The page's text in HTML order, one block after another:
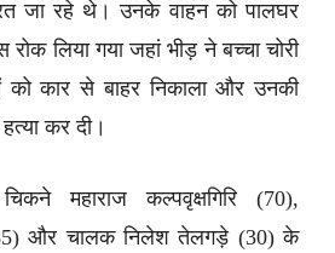
जा रहे थे। उनके वाहन को पालघर
लिया गया जहां भीड़ ने बच्चा चोरी
कार से बाहर निकाला और उनकी
कर दी।
महाराज कल्पवृक्षगिरि (70),
(35) और चालक निलेश तेलगड़े (30) के